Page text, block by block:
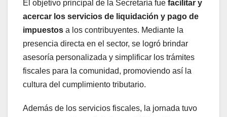
El objetivo principal de la Secretaría fue facilitar y
acercar los servicios de liquidación y pago de
impuestos a los contribuyentes. Mediante la
presencia directa en el sector, se logró brindar
asesoría personalizada y simplificar los trámites
fiscales para la comunidad, promoviendo así la
cultura del cumplimiento tributario.
Además de los servicios fiscales, la jornada tuvo